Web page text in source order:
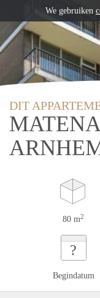
DIT
80 m2
?
Begindatum
We gebruiken